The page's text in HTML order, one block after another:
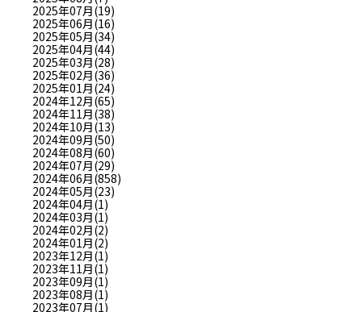
2025年07月(19)
2025年06月(16)
2025年05月(34)
2025年04月(44)
2025年03月(28)
2025年02月(36)
2025年01月(24)
2024年12月(65)
2024年11月(38)
2024年10月(13)
2024年09月(50)
2024年08月(60)
2024年07月(29)
2024年06月(858)
2024年05月(23)
2024年04月(1)
2024年03月(1)
2024年02月(2)
2024年01月(2)
2023年12月(1)
2023年11月(1)
2023年09月(1)
2023年08月(1)
2023年07月(1)